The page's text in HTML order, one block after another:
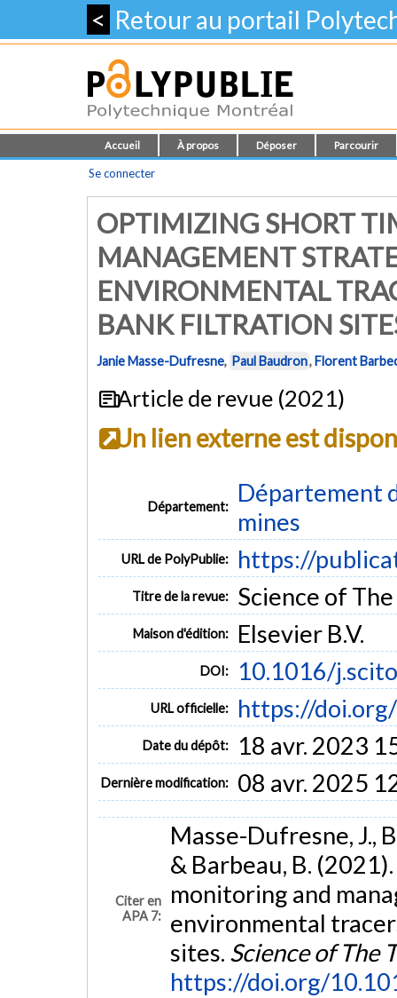
< Retour au portail
Accueil À propos Déposer Parcourir
Se connecter
OPTIMIZING SHORT
MANAGEMENT
ENVIRONMENTAL
BANK FILTRATION
Janie Masse-Dufresne, Paul Baudron,Florent
Article de revue (2021)
Un lien externe est
Département:
Département
mines
URL de PolyPublie: https://
Titre de la revue: Science of
Maison d'édition: Elsevier B.V.
DOI: 10.1016/
URL officielle: https://
Date du dépôt: 18 avr. 2023
Dernière modification: 08 avr. 2025
Citer en
APA 7:
Masse-Dufresne, J.,
& Barbeau, B.
monitoring and
environmental
sites. Science of The
https://doi.org/